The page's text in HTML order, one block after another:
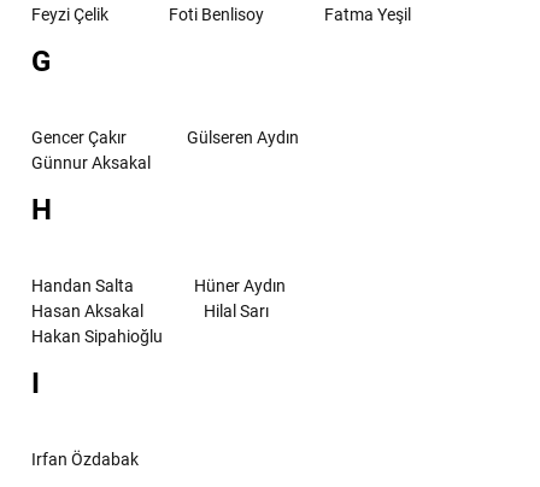
Feyzi Çelik
Foti Benlisoy Fatma Yeşil
G
Gencer Çakır
Gülseren Aydın
Günnur Aksakal
H
Handan Salta
Hüner Aydın
Hasan Aksakal
Hilal Sarı
Hakan Sipahioğlu
I
Irfan Özdabak